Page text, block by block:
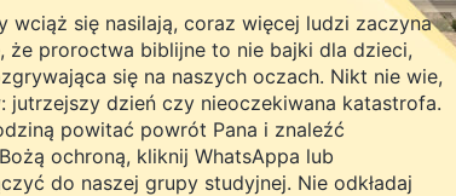
wciąż się nasilają, coraz więcej ludzi zaczyna
że proroctwa biblijne to nie bajki dla dzieci,
się na naszych oczach. Nikt nie wie,
jutrzejszy dzień czy nieoczekiwana katastrofa.
powitać powrót Pana i znaleźć
ochroną, kliknij WhatsAppa lub
do naszej grupy studyjnej. Nie odkładaj